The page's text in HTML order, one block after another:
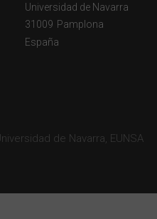
Universidad de Navarra
31009 Pamplona
España
de Navarra, EUNSA